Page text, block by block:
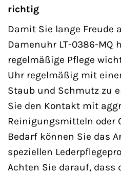
richtig
Damit Sie lange Freude
Damenuhr LT-0386-MQ
regelmäßige Pflege
Uhr regelmäßig mit
Staub und Schmutz zu
Sie den Kontakt mit
Reinigungsmitteln oder
Bedarf können Sie das
speziellen
Achten Sie darauf, dass